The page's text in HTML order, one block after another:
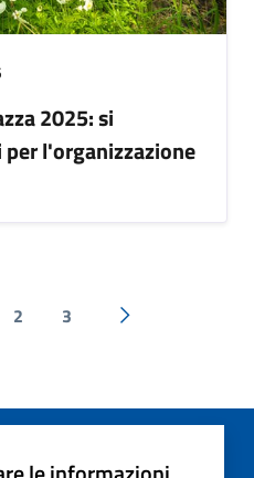
2025: si
l'organizzazione
2 3 Pagina